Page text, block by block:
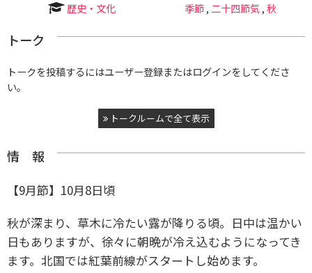
歴史・文化 季節, 二十四節気,秋
トーク
トークを投稿するにはユーザー登録またはログインをしてくださ
い。
トークルームで全て表示
情 報
【9月節】10月8日頃
秋が深まり、草木に冷たい露が降りる頃。日中は温かい
日もありますが、徐々に朝晩が冷え込むようになってき
ます。北国では紅葉前線がスタートし始めます。